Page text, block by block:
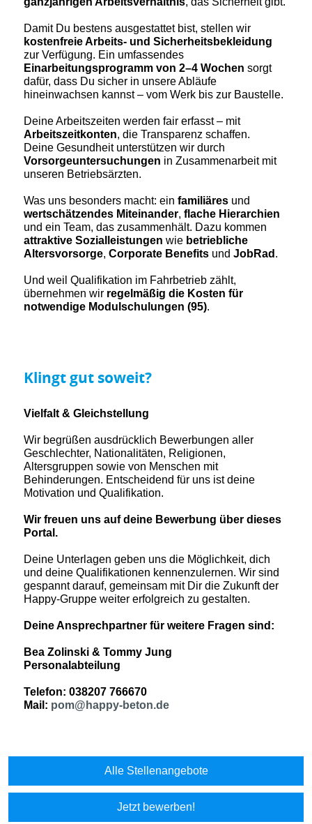
Damit Du bestens ausgestattet bist, stellen wir
kostenfreie Arbeits- und Sicherheitsbekleidung
zur Verfügung. Ein umfassendes
Einarbeitungsprogramm von 2–4 Wochen sorgt
dafür, dass Du sicher in unsere Abläufe
hineinwachsen kannst – vom Werk bis zur Baustelle.
Deine Arbeitszeiten werden fair erfasst – mit
Arbeitszeitkonten, die Transparenz schaffen.
Deine Gesundheit unterstützen wir durch
Vorsorgeuntersuchungen in Zusammenarbeit mit
unseren Betriebsärzten.
Was uns besonders macht: ein familiäres und
wertschätzendes Miteinander, flache Hierarchien
und ein Team, das zusammenhält. Dazu kommen
attraktive Sozialleistungen wie betriebliche
Altersvorsorge, Corporate Benefits und JobRad .
Und weil Qualifikation im Fahrbetrieb zählt,
übernehmen wir regelmäßig die Kosten für
notwendige Modulschulungen (95).
Klingt gut soweit?
Vielfalt & Gleichstellung
Wir begrüßen ausdrücklich Bewerbungen aller
Geschlechter, Nationalitäten, Religionen,
Altersgruppen sowie von Menschen mit
Behinderungen. Entscheidend für uns ist deine
Motivation und Qualifikation.
Wir freuen uns auf deine Bewerbung über dieses
Portal.
Deine Unterlagen geben uns die Möglichkeit, dich
und deine Qualifikationen kennenzulernen. Wir sind
gespannt darauf, gemeinsam mit Dir die Zukunft der
Happy-Gruppe weiter erfolgreich zu gestalten.
Deine Ansprechpartner für weitere Fragen sind:
Bea Zolinski & Tommy Jung
Personalabteilung
Telefon: 038207 766670
Mail: pom@happy-beton.de
Alle Stellenangebote
Jetzt bewerben!